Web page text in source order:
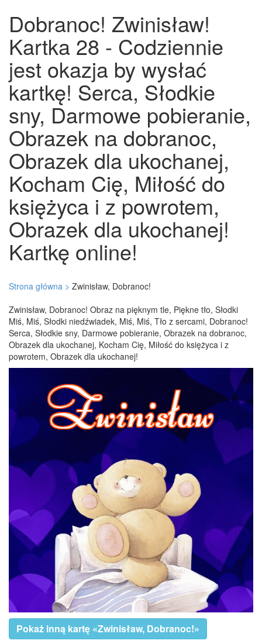
Dobranoc! Zwinisław!
Kartka 28 - Codziennie
jest okazja by wysłać
kartkę! Serca, Słodkie
sny, Darmowe pobieranie,
Obrazek na dobranoc,
Obrazek dla ukochanej,
Kocham Cię, Miłość do
księżyca i z powrotem,
Obrazek dla ukochanej!
Kartkę online!
Strona główna > Zwinisław, Dobranoc!
Zwinisław, Dobranoc! Obraz na pięknym tle, Piękne tło, Słodki
Miś, Miś, Słodki niedźwiadek, Miś, Miś, Tło z sercami, Dobranoc!
Serca, Słodkie sny, Darmowe pobieranie, Obrazek na dobranoc,
Obrazek dla ukochanej, Kocham Cię, Miłość do księżyca i z
powrotem, Obrazek dla ukochanej!
Pokaż inną kartę «Zwinisław, Dobranoc!»